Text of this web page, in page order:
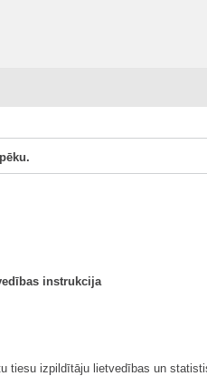
instrukcija
tiesu izpildītāju lietvedības un